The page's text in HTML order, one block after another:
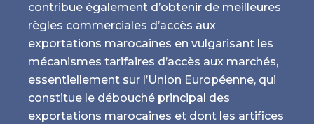
contribue également d’obtenir de meilleures
règles commerciales d’accès aux
exportations marocaines en vulgarisant les
mécanismes tarifaires d’accès aux marchés,
essentiellement sur l’Union Européenne, qui
constitue le débouché principal des
exportations marocaines et dont les artifices